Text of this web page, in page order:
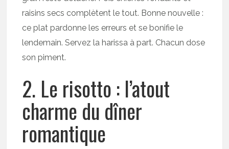
raisins secs complètent le tout. Bonne nouvelle :
ce plat pardonne les erreurs et se bonifie le
lendemain. Servez la harissa à part. Chacun dose
son piment.
2. Le risotto : l’atout
charme du dîner
romantique